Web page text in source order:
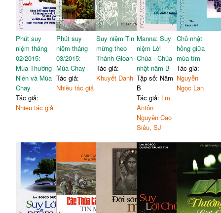
Phút suy
niệm tháng
02/2015:
Mùa Thường
Niên và Mùa
Chay
Tác giả:
Nhiều tác giả
Phút suy
niệm tháng
03/2015:
Mùa Chay
Tác giả:
Nhiều tác giả
Suy niệm Tin
mừng theo
Thánh Gioan
Tác giả:
Khuyết Danh
Manna: Suy
niệm Lời
Chúa - Chúa
nhật năm B
Tập số: Năm
B
Tác giả: Lm.
Antôn
Nguyễn Cao
Siêu, SJ
Chủ nhật
hồng giữa
mùa tím
Tác giả:
Nguyễn
Ngọc Lan